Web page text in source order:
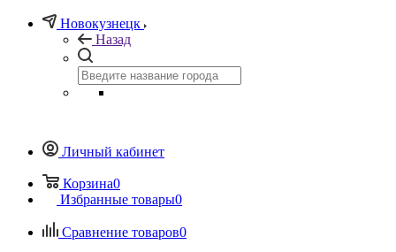
Новокузнецк
Назад
Личный кабинет
Корзина0
Избранные товары0
Сравнение товаров0